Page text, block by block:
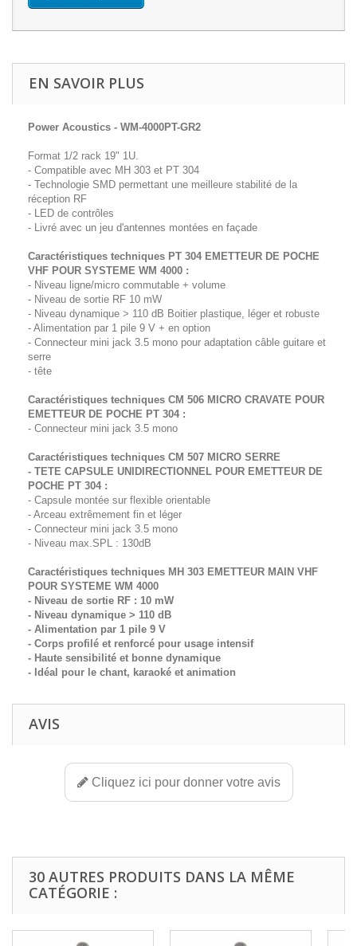
EN SAVOIR PLUS
Power Acoustics - WM-4000PT-GR2
Format 1/2 rack 19" 1U.
- Compatible avec MH 303 et PT 304
- Technologie SMD permettant une meilleure stabilité de la
réception RF
- LED de contrôles
- Livré avec un jeu d'antennes montées en façade
Caractéristiques techniques PT 304 EMETTEUR DE POCHE
VHF POUR SYSTEME WM 4000 :
- Niveau ligne/micro commutable + volume
- Niveau de sortie RF 10 mW
- Niveau dynamique > 110 dB Boitier plastique, léger et robuste
- Alimentation par 1 pile 9 V + en option
- Connecteur mini jack 3.5 mono pour adaptation câble guitare et
serre
- tête
Caractéristiques techniques CM 506 MICRO CRAVATE POUR
EMETTEUR DE POCHE PT 304 :
- Connecteur mini jack 3.5 mono
Caractéristiques techniques CM 507 MICRO SERRE
- TETE CAPSULE UNIDIRECTIONNEL POUR EMETTEUR DE
POCHE PT 304 :
- Capsule montée sur flexible orientable
- Arceau extrêmement fin et léger
- Connecteur mini jack 3.5 mono
- Niveau max.SPL : 130dB
Caractéristiques techniques MH 303 EMETTEUR MAIN VHF
POUR SYSTEME WM 4000
- Niveau de sortie RF : 10 mW
- Niveau dynamique > 110 dB
- Alimentation par 1 pile 9 V
- Corps profilé et renforcé pour usage intensif
- Haute sensibilité et bonne dynamique
- Idéal pour le chant, karaoké et animation
AVIS
Cliquez ici pour donner votre avis
30 AUTRES PRODUITS DANS LA MÊME
CATÉGORIE :